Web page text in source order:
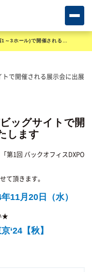
8月18日～19日東京ビッグサイト(西1～3ホール)で開催される展示会に出展いたします
で開催される展示会に出展
ッグサイトで開
します
第1回 バックオフィスDXPO
て頂きます。
11月20日（水）
★
‘24【秋】